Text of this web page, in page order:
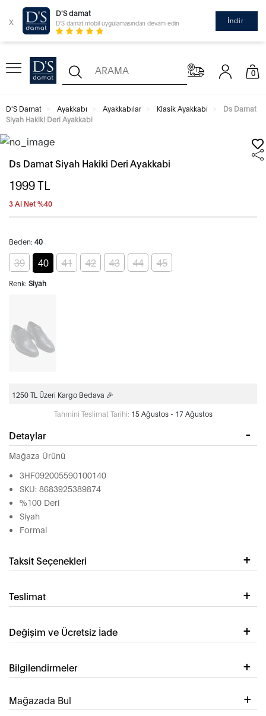
x
D'S damat
D'S damat mobil uygulamasından devam edin İndir
0
D'S Damat Ayakkabı Ayakkabılar Klasik Ayakkabı
Ds Damat
Siyah Hakiki Deri Ayakkabi
Ds Damat Siyah Hakiki Deri Ayakkabi
1999TL
3 Al Net %40
Beden: 40
39 40 41 42 43 44 45
Renk: Siyah
1250 TL Üzeri Kargo Bedava 🎉
Tahmini Teslimat Tarihi: 15 Ağustos - 17 Ağustos
Detaylar
Mağaza Ürünü
3HF092005590100140
SKU: 8683925389874
%100 Deri
Siyah
Formal
Taksit Seçenekleri
Teslimat
Değişim ve Ücretsiz İade
Bilgilendirmeler
Mağazada Bul